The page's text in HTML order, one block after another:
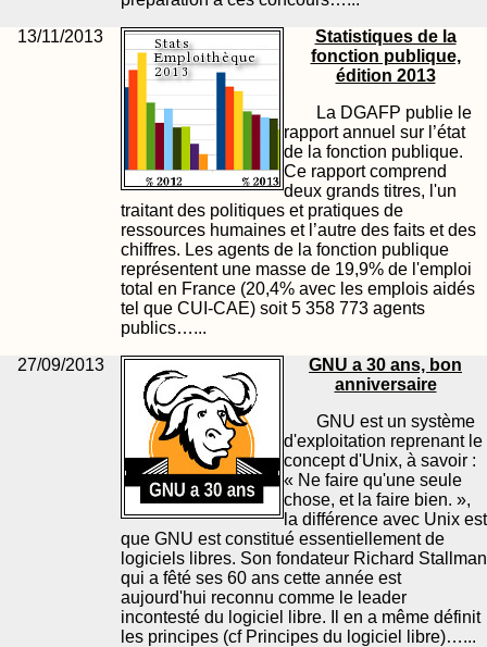
13/11/2013
Statistiques de la
fonction publique,
édition 2013
La DGAFP publie le
rapport annuel sur l’état
de la fonction publique.
Ce rapport comprend
deux grands titres, l'un
traitant des politiques et pratiques de
ressources humaines et l’autre des faits et des
chiffres. Les agents de la fonction publique
représentent une masse de 19,9% de l'emploi
total en France (20,4% avec les emplois aidés
tel que CUI-CAE) soit 5 358 773 agents
publics…...
27/09/2013
GNU a 30 ans, bon
anniversaire
GNU est un système
d'exploitation reprenant le
concept d'Unix, à savoir :
« Ne faire qu'une seule
chose, et la faire bien. »,
la différence avec Unix est
que GNU est constitué essentiellement de
logiciels libres. Son fondateur Richard Stallman
qui a fêté ses 60 ans cette année est
aujourd'hui reconnu comme le leader
incontesté du logiciel libre. Il en a même définit
les principes (cf Principes du logiciel libre)…...